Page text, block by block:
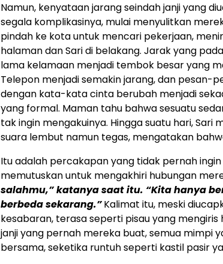
Namun, kenyataan jarang seindah janji yang
segala komplikasinya, mulai menyulitkan
pindah ke kota untuk mencari pekerjaan,
halaman dan Sari di belakang. Jarak yang
lama kelamaan menjadi tembok besar yang
Telepon menjadi semakin jarang, dan pesan-
dengan kata-kata cinta berubah menjadi
yang formal. Maman tahu bahwa sesuatu
tak ingin mengakuinya. Hingga suatu hari, Sari
suara lembut namun tegas, mengatakan
Itu adalah percakapan yang tidak pernah ingin
memutuskan untuk mengakhiri hubungan
salahmu,” katanya saat itu. “Kita hanya
berbeda sekarang.”Kalimat itu, meski
kesabaran, terasa seperti pisau yang mengiris
janji yang pernah mereka buat, semua mimpi
bersama, seketika runtuh seperti kastil pasir